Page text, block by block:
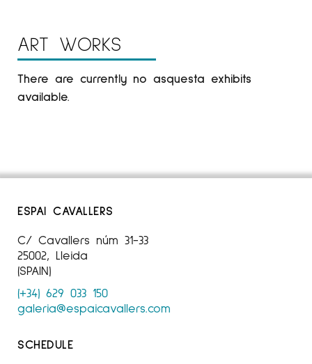
ART WORKS
There are currently no asquesta exhibits
available.
ESPAI CAVALLERS
C/ Cavallers núm 31-33
25002, Lleida
(SPAIN)
(+34) 629 033 150
galeria@espaicavallers.com
SCHEDULE